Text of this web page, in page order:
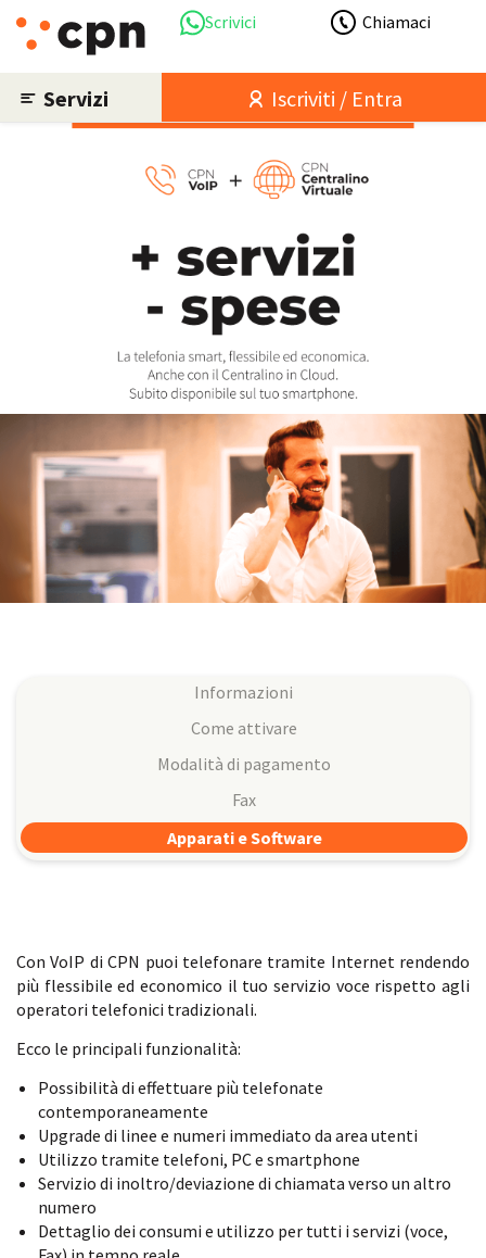
Scrivici Chiamaci
Servizi Iscriviti / Entra
Informazioni
Come attivare
Modalità di pagamento
Fax
Apparati e Software
Con VoIP di CPN puoi telefonare tramite Internet rendendo
più flessibile ed economico il tuo servizio voce rispetto agli
operatori telefonici tradizionali.
Ecco le principali funzionalità:
Possibilità di effettuare più telefonate
contemporaneamente
Upgrade di linee e numeri immediato da area utenti
Utilizzo tramite telefoni, PC e smartphone
Servizio di inoltro/deviazione di chiamata verso un altro
numero
Dettaglio dei consumi e utilizzo per tutti i servizi (voce,